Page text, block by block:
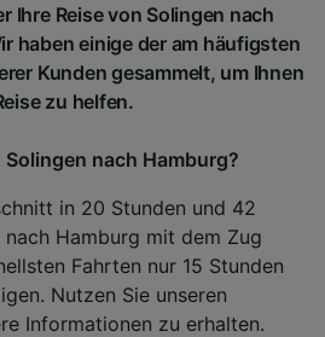
Ihre Reise von Solingen nach
haben einige der am häufigsten
Kunden gesammelt, um Ihnen
zu helfen.
nach Hamburg?
in 20 Stunden und 42
Hamburg mit dem Zug
Fahrten nur 15 Stunden
Nutzen Sie unseren
Informationen zu erhalten.